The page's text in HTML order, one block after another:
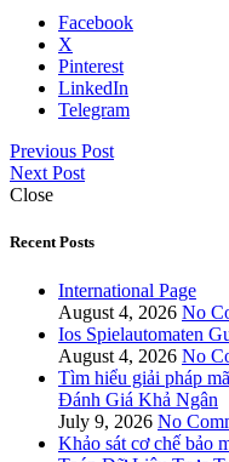
Facebook
X
Pinterest
LinkedIn
Telegram
Previous Post
Next Post
Close
Recent Posts
International Page
August 4, 2026 No
Ios Spielautomaten
August 4, 2026 No
Tìm hiểu giải pháp
Đánh Giá Khả Ngân
July 9, 2026 No
Khảo sát cơ chế bảo